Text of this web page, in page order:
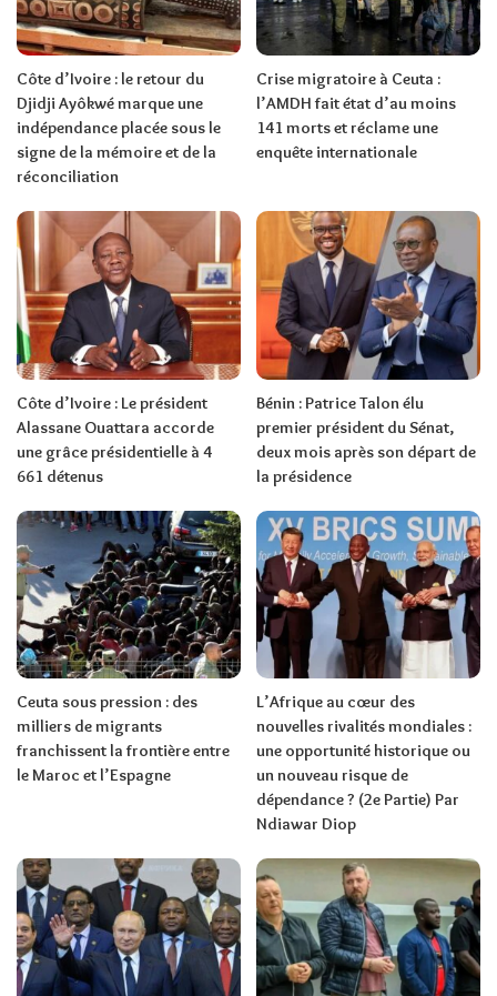
Côte d’Ivoire : le retour du
Djidji Ayôkwé marque une
indépendance placée sous le
signe de la mémoire et de la
réconciliation
Crise migratoire à Ceuta :
l’AMDH fait état d’au moins
141 morts et réclame une
enquête internationale
Côte d’Ivoire : Le président
Alassane Ouattara accorde
une grâce présidentielle à 4
661 détenus
Bénin : Patrice Talon élu
premier président du Sénat,
deux mois après son départ de
la présidence
Ceuta sous pression : des
milliers de migrants
franchissent la frontière entre
le Maroc et l’Espagne
L’Afrique au cœur des
nouvelles rivalités mondiales :
une opportunité historique ou
un nouveau risque de
dépendance ? (2e Partie) Par
Ndiawar Diop